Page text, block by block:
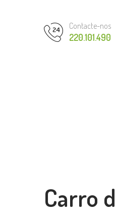
Contacte-nos
220.101.490
Carro